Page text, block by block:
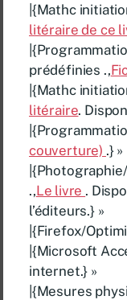
|{Mathc
litéraire de ce
prédéfinies .,
|{Mathc
litéraire.
couverture) .} »
.,Le livre .
l’éditeurs.} »
|{Firefox/
|{Microsoft
internet.} »
|{Mesures